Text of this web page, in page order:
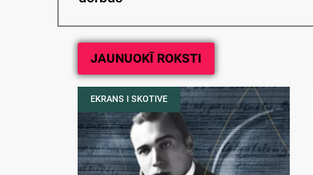
JAUNUOKĪ ROKSTI
EKRANS I SKOTIVE